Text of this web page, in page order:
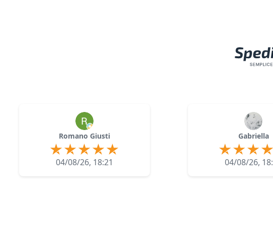
Romano Giusti
04/08/26, 18:21
Gabriella
04/08/26,